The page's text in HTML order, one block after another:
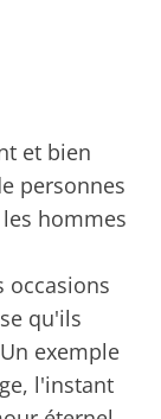
et bien
personnes
hommes
occasions
qu'ils
exemple
l'instant